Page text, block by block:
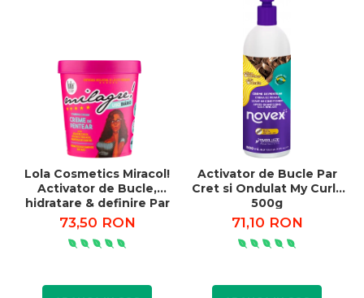
Lola Cosmetics Miracol!
Activator de Bucle,
hidratare & definire Par
Cret si Ondulat 450g
73,50 RON
Activator de Bucle Par
Cret si Ondulat My Curls
500g
71,10 RON